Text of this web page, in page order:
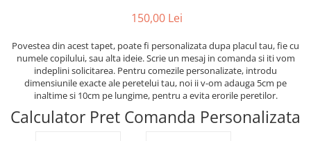
150,00 Lei
Povestea din acest tapet, poate fi personalizata dupa placul tau, fie cu
numele copilului, sau alta ideie. Scrie un mesaj in comanda si iti vom
indeplini solicitarea. Pentru comezile personalizate, introdu
dimensiunile exacte ale peretelui tau, noi ii v-om adauga 5cm pe
inaltime si 10cm pe lungime, pentru a evita erorile peretilor.
Calculator Pret Comanda Personalizata